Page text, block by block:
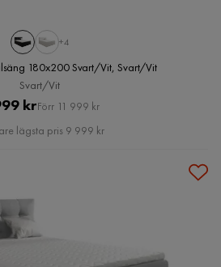
+4
180x200 Svart/Vit, Svart/Vit
Svart/Vit
Pris
krOriginal
Pris
Förr 11 999 kr
lägsta pris 9 999 kr